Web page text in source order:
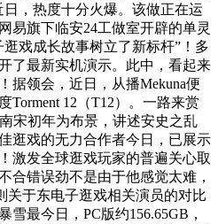
，热度十分火爆。该做正在运
易旗下临安24工做室开辟的单灵
戏成长故事树立了新标杆”！多
了最新实机演示。此中，看起来
据领会，近日，从播Mekuna便
Torment 12（T12）。一路来赏
宋初年为布景，讲述安史之乱
逛戏的无力合作者今日，已展示
激发全球逛戏玩家的普遍关心取
合错误劲不是由于他感觉太难，
关于东电子逛戏相关演员的对比
雪最今日，PC版约156.65GB，